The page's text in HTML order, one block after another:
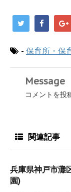
- 保育所・保
Message
コメントを投
関連記事
兵庫県神戸市灘
園)